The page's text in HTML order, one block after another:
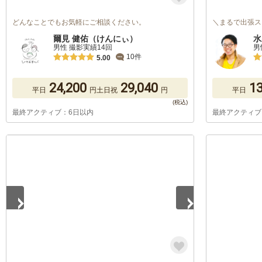
どんなことでもお気軽にご相談ください。
爾見 健佑（けんにぃ）
男性 撮影実績14回
5.00
10件
平日 24,200 円土日祝 29,040 円
最終アクティブ：6日以内
＼まるで出張
平日
最終アクティ